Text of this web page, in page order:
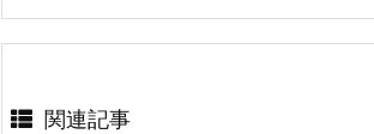
関連記事